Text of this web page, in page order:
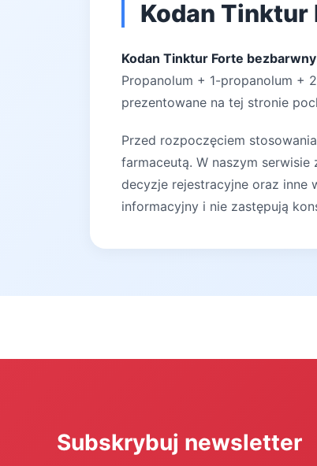
Kodan Tinktur
Kodan Tinktur Forte bezbarwny
Propanolum + 1-propanolum +
prezentowane na tej stronie
Przed rozpoczęciem
farmaceutą. W naszym
decyzje rejestracyjne oraz inne
informacyjny i nie zastępują
Subskrybuj newsletter